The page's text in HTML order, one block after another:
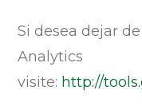
Si desea dejar
Analytics
visite: http://